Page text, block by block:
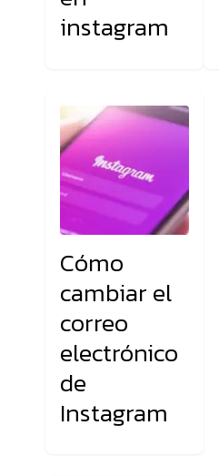
instagram
Cómo
cambiar el
correo
electrónico
de
Instagram